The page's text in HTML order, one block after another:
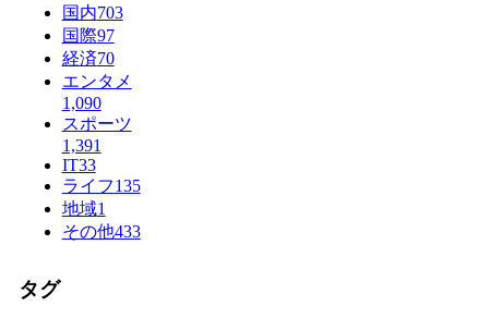
国内703
国際97
経済70
エンタメ
1,090
スポーツ
1,391
IT33
ライフ135
地域1
その他433
タグ